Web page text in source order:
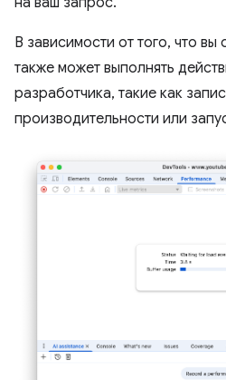
В зависимости от того, что вы
также может выполнять
разработчика, такие как
производительности или